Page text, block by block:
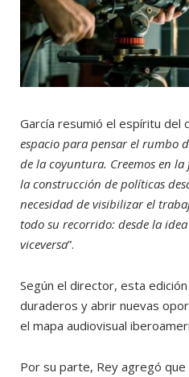
García resumió el espíritu del
espacio para pensar el rumbo
de la coyuntura. Creemos en
la construcción de políticas
necesidad de visibilizar el
todo su recorrido: desde la
viceversa”.
Según el director, esta
duraderos y abrir nuevas
el mapa audiovisual
Por su parte, Rey agregó